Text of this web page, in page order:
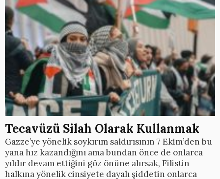
Tecavüzü Silah Olarak Kullanmak
Gazze’ye yönelik soykırım saldırısının 7 Ekim’den bu
yana hız kazandığını ama bundan önce de onlarca
yıldır devam ettiğini göz önüne alırsak, Filistin
halkına yönelik cinsiyete dayalı şiddetin onlarca